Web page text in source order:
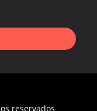
reservados